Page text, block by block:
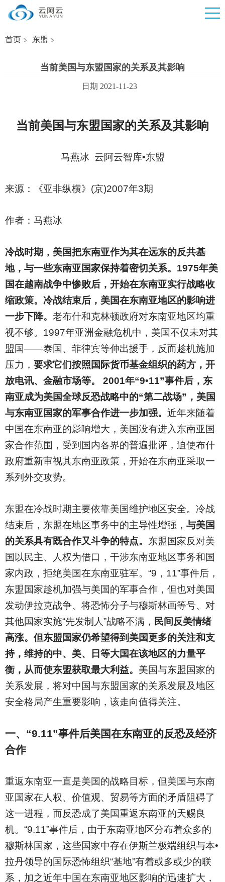
首页 东盟
当前美国与东盟国家的关系及其影响
日期 2021-11-23
当前美国与东盟国家的关系及其影响
马燕冰 云阿云智库•东盟
来源：《亚非纵横》(京)2007年3期
作者： 马燕冰
冷战时期，美国把东南亚作为其在远东的反共基
地，与一些东南亚国家保持着密切关系。1975年美
国在越南战争中惨败后，开始在东南亚实行战略收
缩政策。冷战结束后，美国在东南亚地区的影响进
一步下降。 老布什和克林顿政府对东南亚地区均重
视不够。1997年亚洲金融危机中，美国不仅未对其
盟国——泰国、菲律宾等伸出援手，反而趁机施加
压力， 要求它们按照国际货币基金组织的药方，开
放电讯、金融市场等。 2001年“9•11”事件后，东
南亚成为美国全球反恐战略中的“第二战场”，美国
与东南亚国家的军事合作进一步加强。 近年来随着
中国在东南亚的影响增大，美国没有进入东南亚国
家合作范围，受到国内各界的普遍批评，迫使布什
政府重新审视其东南亚政策，开始在东南亚采取一
系列外交攻势。
东盟在冷战时期主要依靠美国维护地区安全。冷战
结束后，东盟在地区事务中的主导性增强， 与美国
的关系具有既合作又斗争的特点。 东盟国家反对美
国以民主、人权为借口，干涉东南亚地区事务和国
家内政，拒绝美国在东南亚驻军。“9，11”事件后，
东盟国家趁机加强与美国的军事合作，但也对美国
发动伊拉克战争、将恐怖分子与穆斯林画等号、对
其他国家实施“先发制人”战略不满， 民间反美情绪
高涨。但东盟国家仍希望得到美国更多的关注和支
持，维持的中、美、日等大国在该地区的力量平
衡，从而使东盟获取最大利益。 美国与东盟国家的
关系发展，将对中国与东盟国家的关系发展及地区
安全格局产生重要影响，该走向值得关注。
一、“9.11”事件后美国在东南亚的反恐及经济
合作
重返东南亚一直是美国的战略目标，但美国与东南
亚国家在人权、价值观、贸易等方面的矛盾阻碍了
这一进程，而反恐成了美国重返东南亚的天赐良
机。“9.11”事件后，由于东南亚地区分布着众多的
穆斯林国家，这些国家中存在伊斯兰极端组织与本•
拉丹领导的国际恐怖组织“基地”有着或多或少的联
系，加之近年中国在东南亚地区影响的迅速扩大，